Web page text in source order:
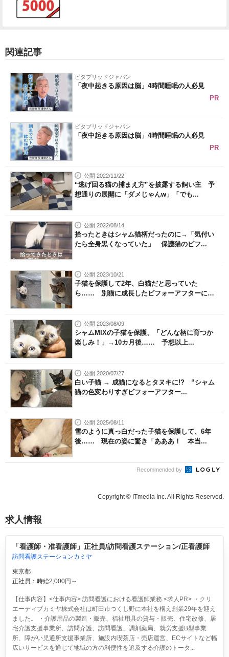
関連記事
ビタブリッドジャパン
「夜中起きる原因は脳」4時間睡眠の人必見
PR
ビタブリッドジャパン
「夜中起きる原因は脳」4時間睡眠の人必見
PR
公開 2022/11/22
“逃げ回る猫の捕まえ方”を披露する飼い主 予
想通りの展開に「ダメじゃんw」「でも...
公開 2022/08/14
拾ったときはシャム猫柄だったのに→「気付い
たら全身黒くなっていた」 保護猫のビフ...
公開 2023/10/21
子猫を保護して2年、白猫だと思っていた
ら…… 別猫に成長したビフォーアフターに
公開 2023/08/09
シャムMIXの子猫を保護、「どんな柄に育つか
楽しみ！」→10カ月後…… 予想以上...
公開 2020/07/27
白い子猫 → 成猫になるとタヌキに!? “シャム
猫の色変わりすぎビフォーアフター...
公開 2025/08/11
雪のように真っ白だった子猫を保護して、6年
後…… 現在の姿に驚き「あああ！ 本当...
Recommended by
Copyright © ITmedia Inc. All Rights Reserved.
求人情報
「看護師・准看護師」正社員/訪問看護ステーション/正看護師
訪問看護ステーションカミヤ
東京都
正社員：時給2,000円～
【仕事内容】<仕事内容> 訪問看護における看護師業務 <求人PR> ・クリ
エーティブカミヤ株式会社は町田市つくし野に本社を構え創業29年を迎え
ました。 ・介護用品の製造・販売、福祉用具の貸与・販売、住宅改修、居
宅介護支援事業所、訪問介護、訪問看護、調剤薬局、就労支援B型事業
所、障がい児通所支援事業所、施設内喫茶店・売店運営、ECサイトなど幅
広いサービスを通じて地域の方の利便性を追及する介護のトータ...